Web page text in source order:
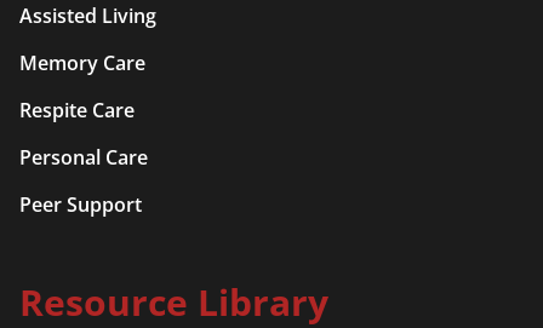
Assisted Living
Memory Care
Respite Care
Personal Care
Peer Support
Resource Library